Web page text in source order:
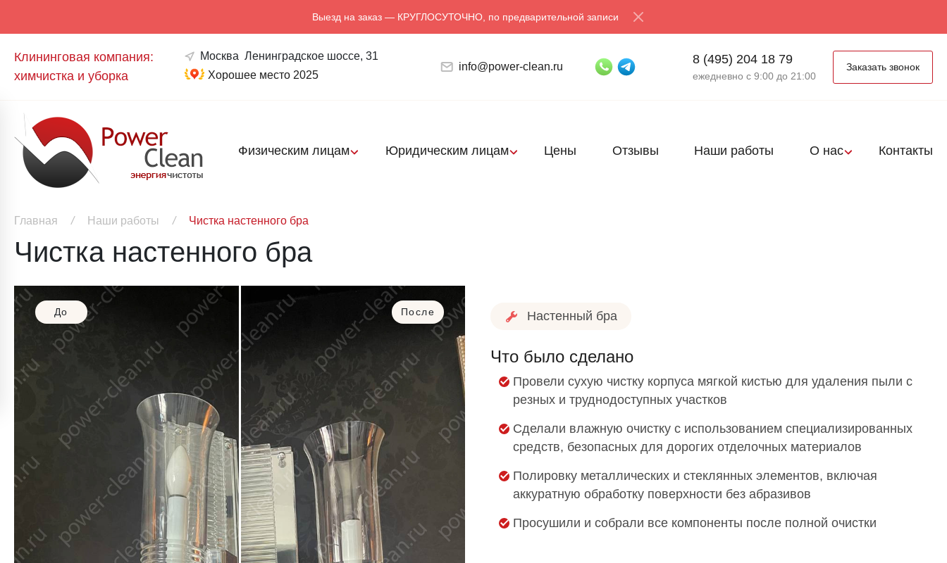
Выезд на заказ — КРУГЛОСУТОЧНО, по предварительной записи
Клининговая компания:
химчистка и уборка
Москва Ленинградское шоссе, 31
Хорошее место 2025
info@power-clean.ru
8 (495) 204 18 79
ежедневно с 9:00 до 21:00
Заказать звонок
Физическим лицам Юридическим лицам Цены Отзывы Наши работы О нас Контакты
Главная / Наши работы / Чистка настенного бра
Чистка настенного бра
Настенный бра
Что было сделано
Провели сухую чистку корпуса мягкой кистью для удаления пыли с
резных и труднодоступных участков
Сделали влажную очистку с использованием специализированных
средств, безопасных для дорогих отделочных материалов
Полировку металлических и стеклянных элементов, включая
аккуратную обработку поверхности без абразивов
Просушили и собрали все компоненты после полной очистки